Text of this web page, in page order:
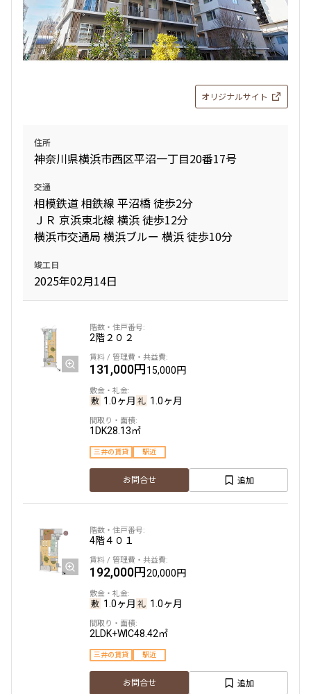
オリジナルサイト
住所
神奈川県横浜市西区平沼一丁目20番17号
交通
相模鉄道 相鉄線 平沼橋 徒歩2分
ＪＲ 京浜東北線 横浜 徒歩12分
横浜市交通局 横浜ブルー 横浜 徒歩10分
竣工日
2025年02月14日
2階２０２
131,000円15,000円
1.0ヶ月 1.0ヶ月
1DK28.13㎡
三井の賃貸 駅近
お問合せ 追加
4階４０１
192,000円20,000円
1.0ヶ月 1.0ヶ月
2LDK+WIC48.42㎡
三井の賃貸 駅近
お問合せ 追加